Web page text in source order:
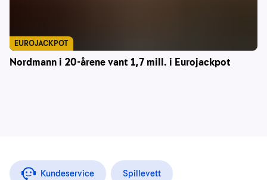
Nordmann i 20-årene vant 1,7 mill. i Eurojackpot
EUROJACKPOT
Kundeservice Spillevett